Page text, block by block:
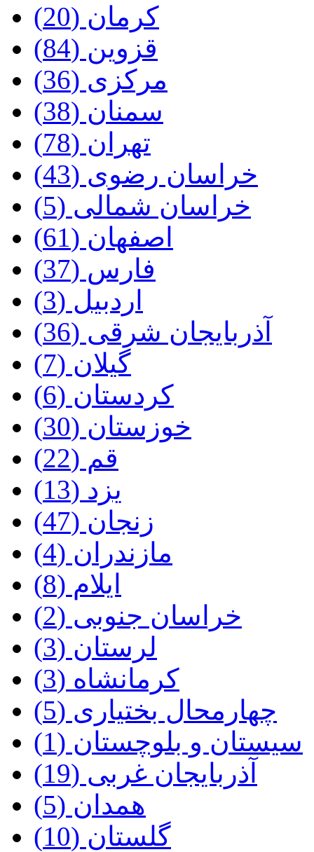
کرمان‌ (20)
قزوین‌ (84)
مرکزی‌ (36)
سمنان‌ (38)
تهران‌ (78)
خراسان‌ رضوی (43)
خراسان‌ شمالی (5)
اصفهان‌ (61)
فارس‌ (37)
اردبیل‌ (3)
آذربایجان‌ شرقی‌ (36)
گیلان‌ (7)
کردستان‌ (6)
خوزستان‌ (30)
قم‌ (22)
یزد (13)
زنجان‌ (47)
مازندران‌ (4)
ایلام‌ (8)
خراسان‌ جنوبی (2)
لرستان‌ (3)
کرمانشاه‌ (3)
چهارمحال‌ بختیاری‌ (5)
سیستان‌ و بلوچستان (1)
آذربایجان‌ غربی‌ (19)
همدان‌ (5)
گلستان‌ (10)